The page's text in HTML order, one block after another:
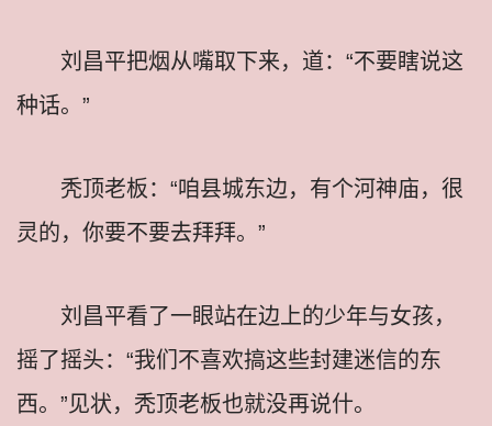
刘昌平把烟从嘴取下来，道：“不要瞎说这
种话。”
秃顶老板：“咱县城东边，有个河神庙，很
灵的，你要不要去拜拜。”
刘昌平看了一眼站在边上的少年与女孩，
摇了摇头：“我们不喜欢搞这些封建迷信的东
西。”见状，秃顶老板也就没再说什。